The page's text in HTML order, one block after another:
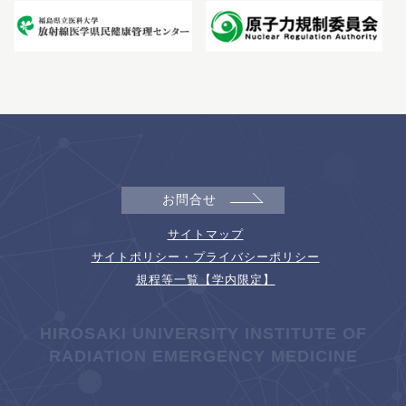
お問合せ
サイトマップ
サイトポリシー・プライバシーポリシー
規程等一覧【学内限定】
HIROSAKI UNIVERSITY INSTITUTE OF
RADIATION EMERGENCY MEDICINE